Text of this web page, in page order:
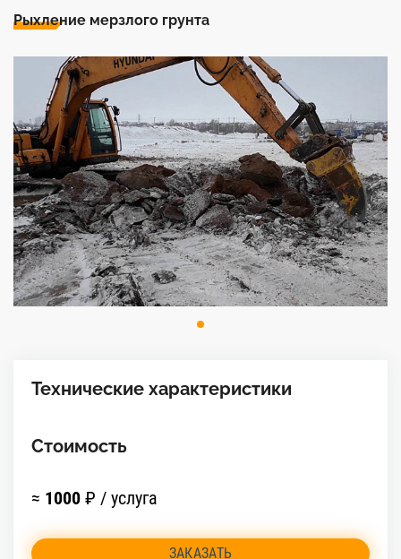
Рыхление мерзлого грунта
Технические характеристики
Стоимость
≈ 1000 ₽ / услуга
ЗАКАЗАТЬ